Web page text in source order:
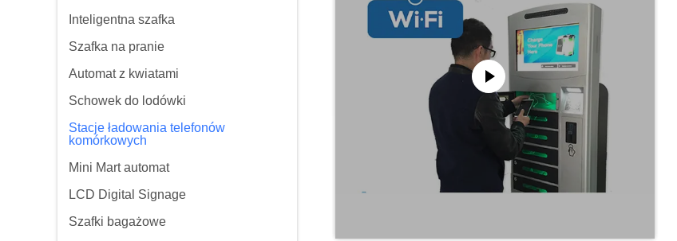
Inteligentna szafka
Szafka na pranie
Automat z kwiatami
Schowek do lodówki
Stacje ładowania telefonów
komórkowych
Mini Mart automat
LCD Digital Signage
Szafki bagażowe